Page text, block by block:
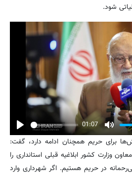
شود.
Play
01:07
Mute
برای حریم همچنان ادامه دارد، گفت:
وزارت کشور ابلاغیه قبلی استانداری را
در حریم هستیم. اگر شهرداری وارد